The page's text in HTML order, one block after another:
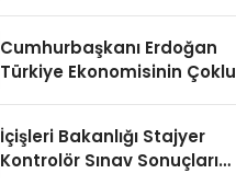
Cumhurbaşkanı Erdoğan
Türkiye Ekonomisinin Çoklu
İçişleri Bakanlığı Stajyer
Kontrolör Sınav Sonuçları